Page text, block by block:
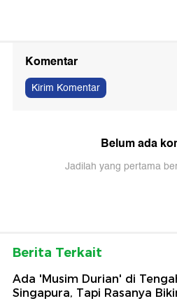
Komentar
Kirim Komentar
Belum ada
Jadilah yang pertama
Berita Terkait
Ada 'Musim Durian' di
Singapura, Tapi Rasanya